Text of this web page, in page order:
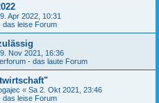
Apr 2022, 10:31
das leise Forum
Nov 2021, 16:36
- das laute Forum
« Sa 2. Okt 2021, 23:46
das leise Forum